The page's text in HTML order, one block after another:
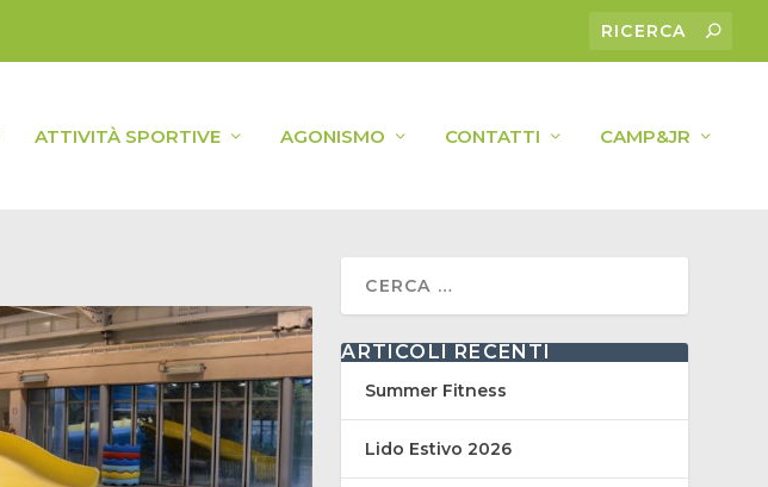
ATTIVITÀ SPORTIVE AGONISMO CONTATTI CAMP&JR
ARTICOLI RECENTI
Summer Fitness
Lido Estivo 2026